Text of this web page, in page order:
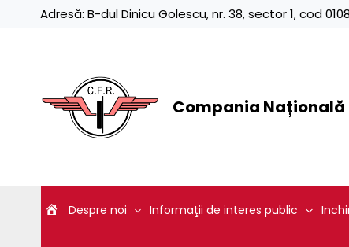
Adresă: B-dul Dinicu Golescu, nr. 38, sector 1, cod
Compania Națională
Despre noi Informaţii de interes public